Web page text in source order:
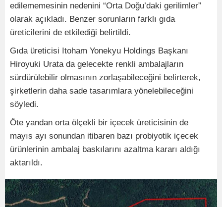
edilememesinin nedenini “Orta Doğu’daki gerilimler”
olarak açıkladı. Benzer sorunların farklı gıda
üreticilerini de etkilediği belirtildi.
Gıda üreticisi Itoham Yonekyu Holdings Başkanı
Hiroyuki Urata da gelecekte renkli ambalajların
sürdürülebilir olmasının zorlaşabileceğini belirterek,
şirketlerin daha sade tasarımlara yönelebileceğini
söyledi.
Öte yandan orta ölçekli bir içecek üreticisinin de
mayıs ayı sonundan itibaren bazı probiyotik içecek
ürünlerinin ambalaj baskılarını azaltma kararı aldığı
aktarıldı.